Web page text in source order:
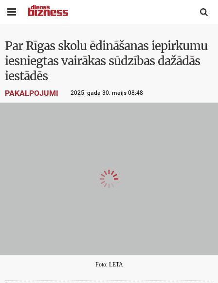
 
Par Rīgas skolu ēdināšanas iepirkumu
iesniegtas vairākas sūdzības dažādās
iestādēs
PAKALPOJUMI 2025. gada 30. maijs 08:48
Foto: LETA